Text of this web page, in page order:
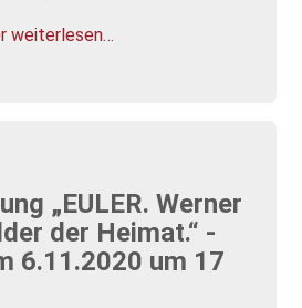
weiterlesen…
„EULER. Werner
der Heimat.“ -
6.11.2020 um 17